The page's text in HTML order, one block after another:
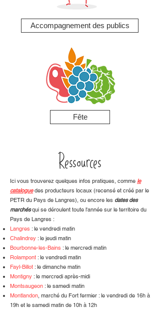
Accompagnement des publics
Fête
Ressources
Ici vous trouverez quelques infos pratiques, comme le
cataloguedes producteurs locaux (recensé et créé par le
PETR du Pays de Langres), ou encore les dates des
marchésqui se déroulent toute l'année sur le territoire du
Pays de Langres :
Langres : le vendredi matin
Chalindrey : le jeudi matin
Bourbonne-les-Bains : le mercredi matin
Rolampont : le vendredi matin
Fayl-Billot : le dimanche matin
Montigny : le mercredi après-midi
Montsaugeon : le samedi matin
Montlandon, marché du Fort fermier : le vendredi de 16h à
19h et le samedi matin de 10h à 12h